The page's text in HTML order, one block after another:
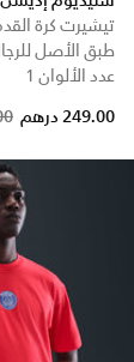
تيشيرت كرة
طبق الأصل
عدد الألوان 1
249.00 درهم